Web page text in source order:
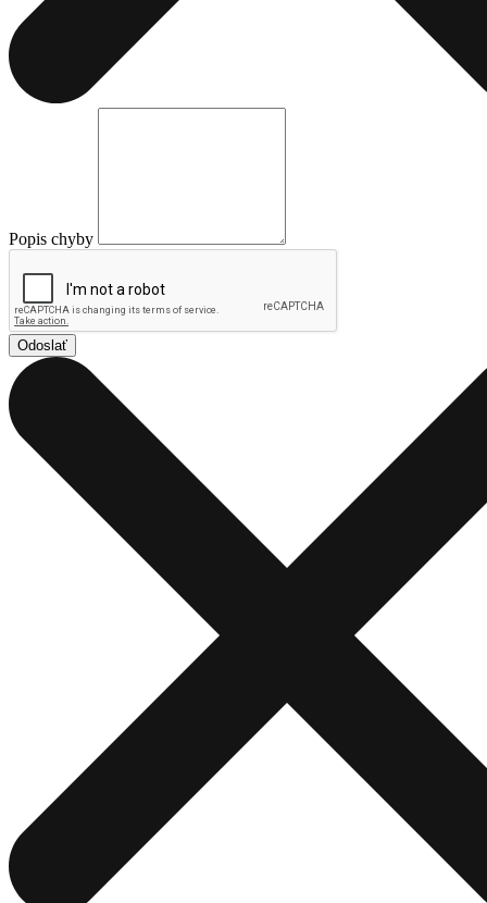
Popis chyby
Odoslať